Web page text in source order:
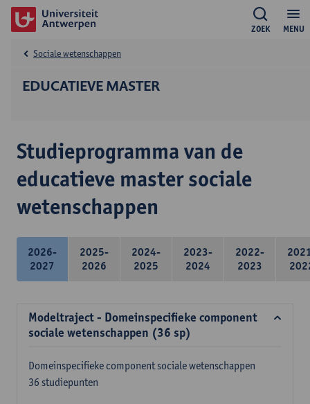
MENU
ZOEK
EDUCATIEVE MASTER
Sociale wetenschappen
Studieprogramma van de
educatieve master sociale
wetenschappen
2026-
2027
2025-
2026
2024-
2025
2023-
2024
2022-
2023
Modeltraject - Domeinspecifieke component
sociale wetenschappen (36 sp)
Domeinspecifieke component sociale wetenschappen
36 studiepunten